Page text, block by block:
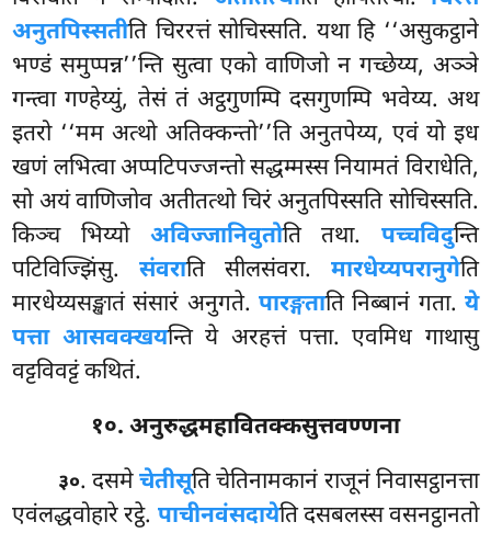
अनुतपिस्सतीति चिररत्तं सोचिस्सति. यथा हि ‘‘असुकट्ठाने
भण्डं समुप्पन्न’’न्ति सुत्वा एको वाणिजो न गच्छेय्य, अञ्ञे
गन्त्वा गण्हेय्युं, तेसं तं अट्ठगुणम्पि दसगुणम्पि भवेय्य. अथ
इतरो ‘‘मम अत्थो अतिक्कन्तो’’ति अनुतपेय्य, एवं यो इध
खणं लभित्वा अप्पटिपज्जन्तो सद्धम्मस्स नियामतं विराधेति,
सो अयं वाणिजोव अतीतत्थोचिरं अनुतपिस्सति सोचिस्सति.
किञ्च भिय्यो अविज्जानिवुतोति तथा. पच्चविदुन्ति
पटिविज्झिंसु.संवराति सीलसंवरा. मारधेय्यपरानुगेति
मारधेय्यसङ्खातं संसारं अनुगते. पारङ्गताति निब्बानं गता. ये
पत्ता आसवक्खयन्ति ये अरहत्तं पत्ता. एवमिध गाथासु
वट्टविवट्टं कथितं.
१०. अनुरुद्धमहावितक्कसुत्तवण्णना
३०. दसमेचेतीसूति चेतिनामकानं राजूनं निवासट्ठानत्ता
एवंलद्धवोहारे रट्ठे. पाचीनवंसदायेति दसबलस्स वसनट्ठानतो